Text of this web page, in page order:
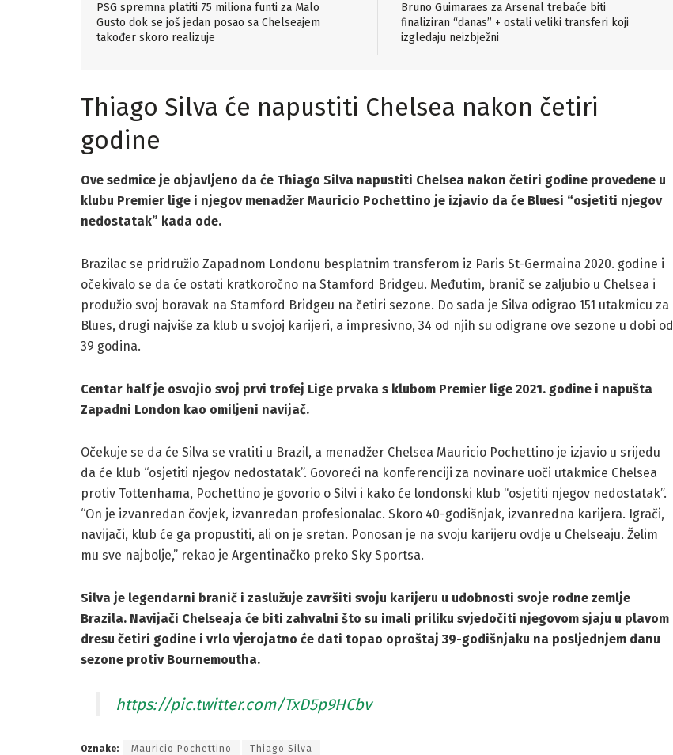
PSG spremna platiti 75 miliona funti za Malo
Gusto dok se još jedan posao sa Chelseajem
također skoro realizuje
Bruno Guimaraes za Arsenal trebaće biti
finaliziran “danas” + ostali veliki transferi koji
izgledaju neizbježni
Thiago Silva će napustiti Chelsea nakon četiri
godine
Ove sedmice je objavljeno da će Thiago Silva napustiti Chelsea nakon četiri godine provedene u
klubu Premier lige i njegov menadžer Mauricio Pochettino je izjavio da će Bluesi “osjetiti njegov
nedostatak” kada ode.
Brazilac se pridružio Zapadnom Londonu besplatnim transferom iz Paris St-Germaina 2020. godine i
očekivalo se da će ostati kratkoročno na Stamford Bridgeu. Međutim, branič se zaljubio u Chelsea i
produžio svoj boravak na Stamford Bridgeu na četiri sezone. Do sada je Silva odigrao 151 utakmicu za
Blues, drugi najviše za klub u svojoj karijeri, a impresivno, 34 od njih su odigrane ove sezone u dobi od
39 godina.
Centar half je osvojio svoj prvi trofej Lige prvaka s klubom Premier lige 2021. godine i napušta
Zapadni London kao omiljeni navijač.
Očekuje se da će Silva se vratiti u Brazil, a menadžer Chelsea Mauricio Pochettino je izjavio u srijedu
da će klub “osjetiti njegov nedostatak”. Govoreći na konferenciji za novinare uoči utakmice Chelsea
protiv Tottenhama, Pochettino je govorio o Silvi i kako će londonski klub “osjetiti njegov nedostatak”.
“On je izvanredan čovjek, izvanredan profesionalac. Skoro 40-godišnjak, izvanredna karijera. Igrači,
navijači, klub će ga propustiti, ali on je sretan. Ponosan je na svoju karijeru ovdje u Chelseaju. Želim
mu sve najbolje,” rekao je Argentinačko preko Sky Sportsa.
Silva je legendarni branič i zaslužuje završiti svoju karijeru u udobnosti svoje rodne zemlje
Brazila. Navijači Chelseaja će biti zahvalni što su imali priliku svjedočiti njegovom sjaju u plavom
dresu četiri godine i vrlo vjerojatno će dati topao oproštaj 39-godišnjaku na posljednjem danu
sezone protiv Bournemoutha.
https://pic.twitter.com/TxD5p9HCbv
Oznake: Mauricio Pochettino Thiago Silva